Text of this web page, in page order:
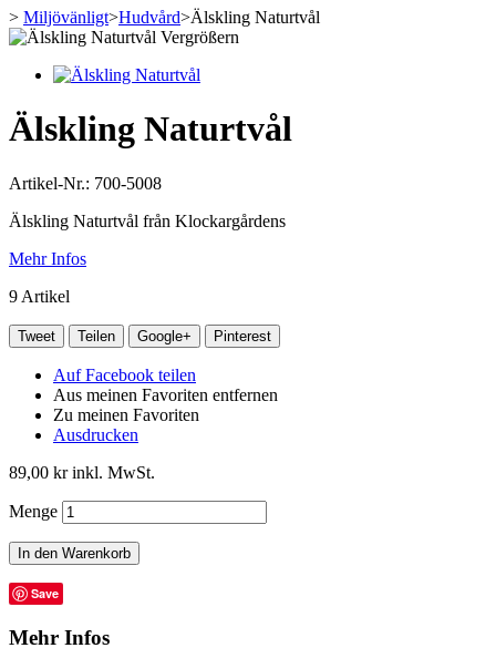
> Miljövänligt>Hudvård>Älskling Naturtvål
Vergrößern
Älskling Naturtvål
Artikel-Nr.: 700-5008
Älskling Naturtvål från Klockargårdens
Mehr Infos
9 Artikel
Tweet Teilen Google+ Pinterest
Auf Facebook teilen
Aus meinen Favoriten entfernen
Zu meinen Favoriten
Ausdrucken
89,00 krinkl. MwSt.
Menge
In den Warenkorb
Save
Mehr Infos